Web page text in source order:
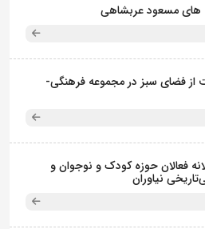
های مسعود عربشاهی
فضای سبز در مجموعه فرهنگی-
فعالان حوزه کودک و نوجوان و
نیاوران